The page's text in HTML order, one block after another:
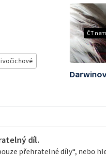
ČT
díl.
přehratelné díly“, nebo